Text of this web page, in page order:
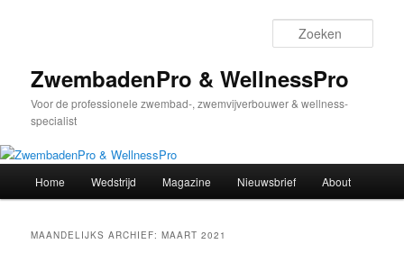
inhoud
inhoudZwembadenPro & WellnessPro
Voor de professionele zwembad-, zwemvijverbouwer & wellness-
specialist
Home Wedstrijd Magazine Nieuwsbrief About
MAANDELIJKS ARCHIEF:MAART 2021